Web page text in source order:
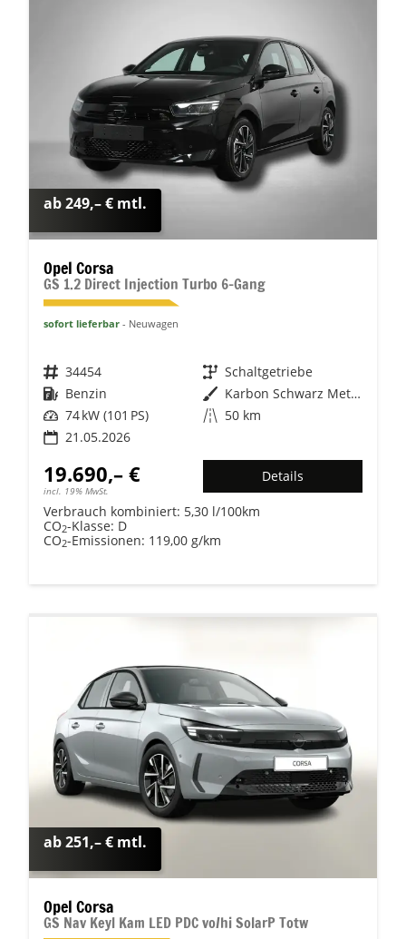
ab 249,– € mtl.
Opel Corsa
GS 1.2 Direct Injection Turbo 6-Gang
sofort lieferbar Neuwagen
Fahrzeugnr. 34454 Getriebe Schaltgetriebe
Kraftstoff Benzin Außenfarbe
Karbon Schwarz Metallic
Leistung 74 kW (101 PS) Kilometerstand 50 km
21.05.2026
19.690,– €
incl. 19% MwSt.
Details
Verbrauch kombiniert: 5,30 l/100km
CO2-Klasse: D
CO2-Emissionen: 119,00 g/km
ab 251,– € mtl.
Opel Corsa
GS Nav Keyl Kam LED PDC vo/hi SolarP Totw